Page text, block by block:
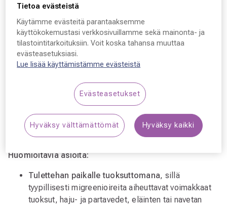
Lääkäri, silmätautien erikoislääkäri
”Minulla on miltei 20 vuoden kokemus silmätaudeista ja
olen toiminut yksityissilmälääkärinä vuodesta 2012
alkaen. Pidän huolta ammatillisesta osaamisestani
kouluttautumalla säännöllisesti. Vastaanotollani tutkin ja
hoidan monenlaisia tavallisia silmäsairauksia sekä teen
silmien terveystarkastuksia ja silmälasimäärityksiä.
Perehdyn huolellisesti jokaisen potilaan näkemisen
haasteisiin ja myös alakoululaiset ovat tervetulleita
vastaanotolleni.”
Huomioitavia asioita:
Tulettehan paikalle tuoksuttomana, sillä
tyypillisesti migreenioireita aiheuttavat voimakkaat
tuoksut, haju- ja partavedet, eläinten tai navetan
Tietoa evästeistä
Käytämme evästeitä parantaaksemme
käyttökokemustasi verkkosivuillamme sekä mainonta- ja
tilastointitarkoituksiin. Voit koska tahansa muuttaa
evästeasetuksiasi.
Lue lisää käyttämistämme evästeistä
Evästeasetukset
Hyväksy välttämättömät Hyväksy kaikki